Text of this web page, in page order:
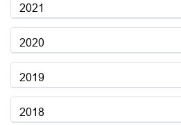
2021
2020
2019
2018